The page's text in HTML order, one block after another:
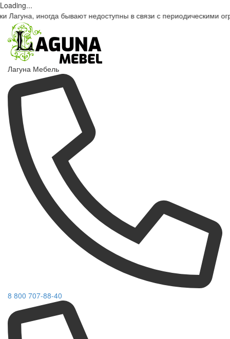
Loading...
бывают недоступны в связи с периодическими
Лагуна Мебель
8 800 707-88-40